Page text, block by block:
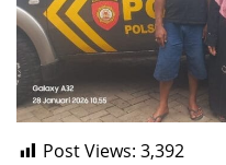
Post Views: 3,392